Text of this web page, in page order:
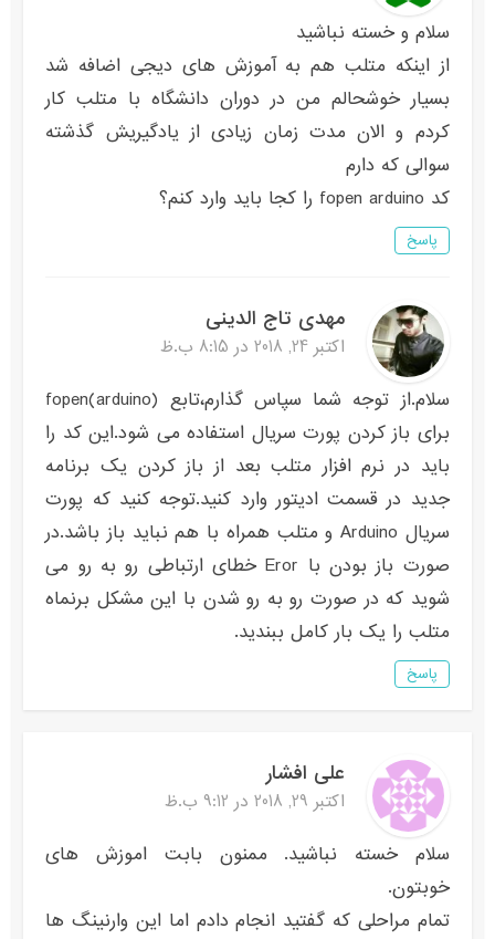
سلام و خسته نباشید
از اینکه متلب هم به آموزش های دیجی اضافه شد
بسیار خوشحالم من در دوران دانشگاه با متلب کار
کردم و الان مدت زمان زیادی از یادگیریش گذشته
سوالی که دارم
کد fopen arduino را کجا باید وارد کنم؟
پاسخ
مهدی تاج الدینی
اکتبر 24, 2018 در 8:15 ب.ظ
سلام.از توجه شما سپاس گذارم،تابع fopen(arduino)
برای باز کردن پورت سریال استفاده می شود.این کد را
باید در نرم افزار متلب بعد از باز کردن یک برنامه
جدید در قسمت ادیتور وارد کنید.توجه کنید که پورت
سریال Arduino و متلب همراه با هم نباید باز باشد.در
صورت باز بودن با Eror خطای ارتباطی رو به رو می
شوید که در صورت رو به رو شدن با این مشکل برنماه
متلب را یک بار کامل ببندید.
پاسخ
علی افشار
اکتبر 29, 2018 در 9:12 ب.ظ
سلام خسته نباشید. ممنون بابت اموزش های
خوبتون.
تمام مراحلی که گفتید انجام دادم اما این وارنینگ ها